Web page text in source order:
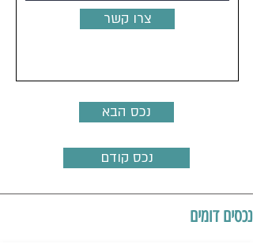
צרו קשר
נכס הבא
נכס קודם
נכסים דומים